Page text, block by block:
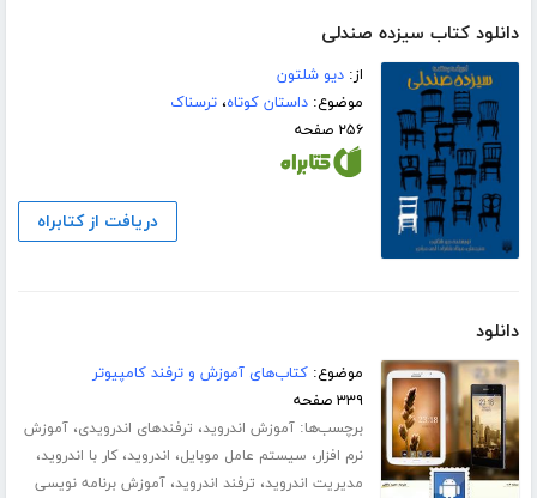
دانلود کتاب سیزده صندلی
از:دیو شلتون
موضوع:داستان کوتاه،ترسناک
۲۵۶ صفحه
دریافت از کتابراه
دانلود
موضوع:کتاب‌های آموزش و ترفند کامپیوتر
۳۳۹ صفحه
برچسب‌ها:آموزش اندروید، ترفندهای اندرویدی،آموزش
نرم افزار، سیستم عامل موبایل، اندروید،کار با اندروید،
مدیریت اندروید، ترفند اندروید،آموزش برنامه نویسی